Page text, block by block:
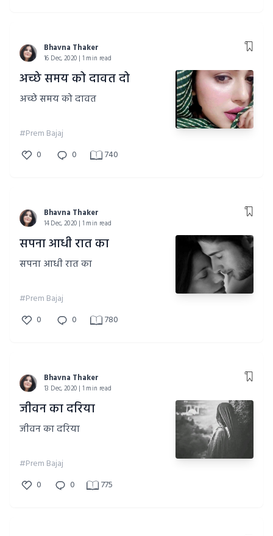
Bhavna Thaker
16 Dec, 2020 | 1 min read
अच्छे समय को दावत दो
अच्छे समय को दावत
#Prem Bajaj
0
0 740
Bhavna Thaker
14 Dec, 2020 | 1 min read
सपना आधी रात का
सपना आधी रात का
#Prem Bajaj
0
0 780
Bhavna Thaker
13 Dec, 2020 | 1 min read
जीवन का दरिया
जीवन का दरिया
#Prem Bajaj
0
0 775